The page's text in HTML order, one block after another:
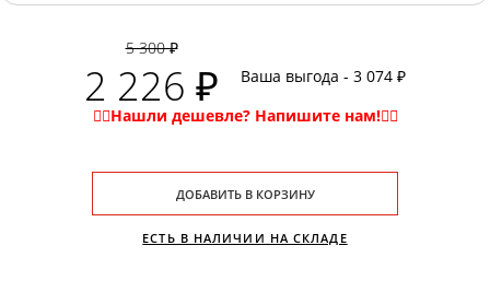
5 300 ₽
2 226 ₽ Ваша выгода - 3 074 ₽
ДОБАВИТЬ В КОРЗИНУ
ЕСТЬ В НАЛИЧИИ НА СКЛАДЕ